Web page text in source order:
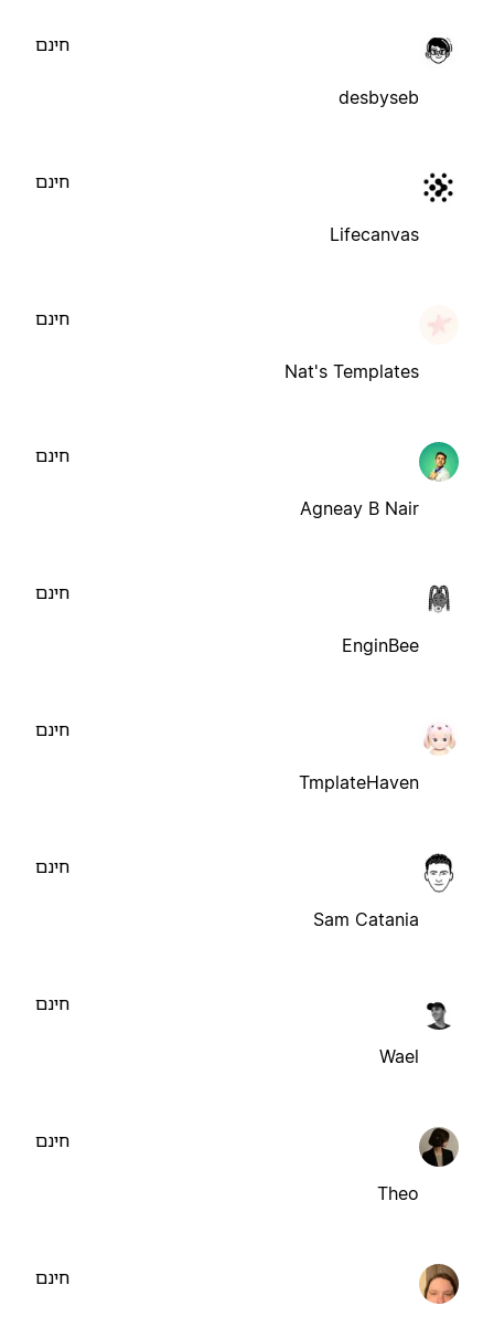
desbyseb
חינם
Lifecanvas
חינם
Nat's Templates
חינם
Agneay B Nair
חינם
EnginBee
חינם
TmplateHaven
חינם
Sam Catania
חינם
Wael
חינם
Theo
חינם
חינם